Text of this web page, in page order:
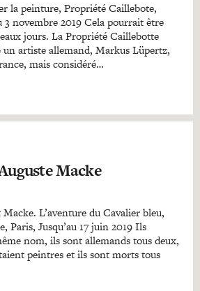
la peinture, Propriété Caillebote,
3 novembre 2019 Cela pourrait être
jours. La Propriété Caillebotte
un artiste allemand, Markus Lüpertz,
mais considéré…
Macke
L’aventure du Cavalier bleu,
Paris, Jusqu’au 17 juin 2019 Ils
nom, ils sont allemands tous deux,
peintres et ils sont morts tous